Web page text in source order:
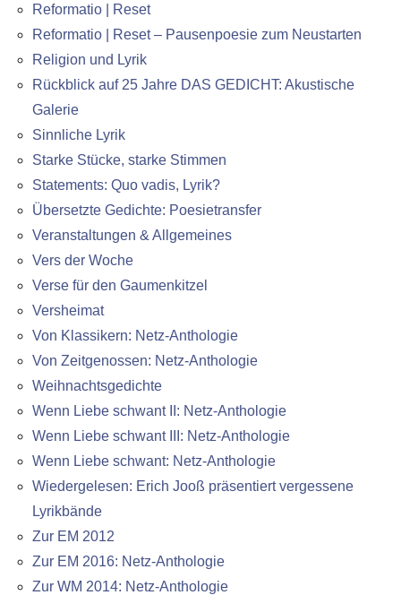
Reformatio | Reset
Reformatio | Reset – Pausenpoesie zum Neustarten
Religion und Lyrik
Rückblick auf 25 Jahre DAS GEDICHT: Akustische
Galerie
Sinnliche Lyrik
Starke Stücke, starke Stimmen
Statements: Quo vadis, Lyrik?
Übersetzte Gedichte: Poesietransfer
Veranstaltungen & Allgemeines
Vers der Woche
Verse für den Gaumenkitzel
Versheimat
Von Klassikern: Netz-Anthologie
Von Zeitgenossen: Netz-Anthologie
Weihnachtsgedichte
Wenn Liebe schwant II: Netz-Anthologie
Wenn Liebe schwant III: Netz-Anthologie
Wenn Liebe schwant: Netz-Anthologie
Wiedergelesen: Erich Jooß präsentiert vergessene
Lyrikbände
Zur EM 2012
Zur EM 2016: Netz-Anthologie
Zur WM 2014: Netz-Anthologie